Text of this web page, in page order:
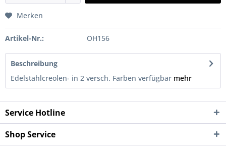
Merken
Artikel-Nr.: OH156
Beschreibung
Edelstahlcreolen- in 2 versch. Farben verfügbar mehr
Service Hotline
Shop Service